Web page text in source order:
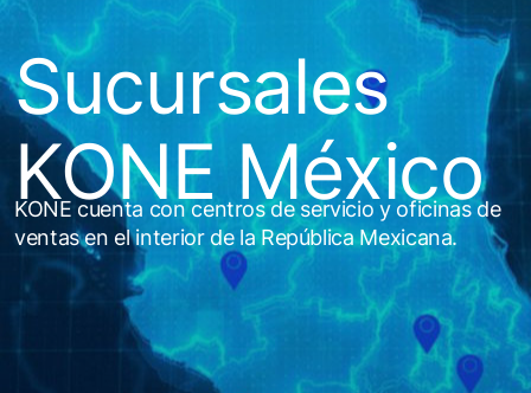
Sucursales
KONE México
KONE cuenta con centros de servicio y oficinas de
ventas en el interior de la República Mexicana.